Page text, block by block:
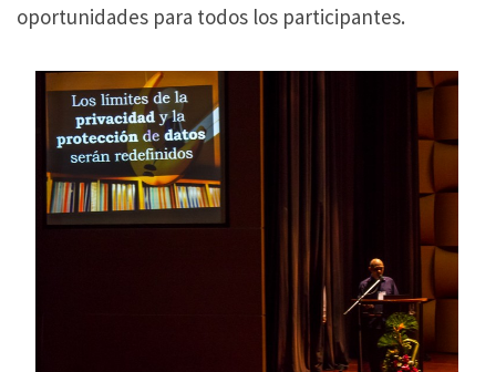
oportunidades para todos los participantes.